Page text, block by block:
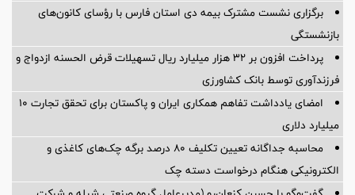
برگزاری نشست مشترک بیمه دی استان فارس با رؤسای کانون‌های
بازنشستگی
پرداخت افزون بر 32 هزار میلیارد ریال تسهیلات قرض الحسنه ازدواج و
فرزندآوری توسط بانک کشاورزی
امضای یادداشت تفاهم همکاری ایران و پاکستان برای تحقق تجارت ۱۰
میلیارد دلاری
محاسبه جداگانه تعیین تکلیف 80 درصد برگه چک‌های کاغذی و
الکترونیکی هنگام درخواست دسته چک